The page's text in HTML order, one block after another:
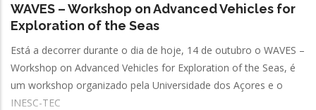
WAVES – Workshop on Advanced Vehicles for
Exploration of the Seas
Está a decorrer durante o dia de hoje, 14 de outubro o WAVES –
Workshop on Advanced Vehicles for Exploration of the Seas, é
um workshop organizado pela Universidade dos Açores e o
INESC-TEC